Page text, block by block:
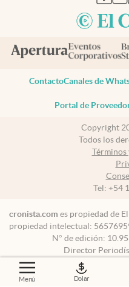
Menú Dolar
ContactoCanales de
Portal de
Copyright
Todos los
Términos
Tel: +54
cronista.com es propiedad de
propiedad intelectual:
N° de edición:
Director